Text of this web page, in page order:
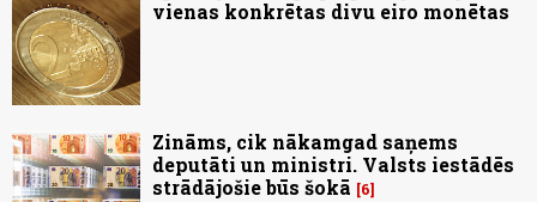
vienas konkrētas divu eiro monētas
Zināms, cik nākamgad saņems
deputāti un ministri. Valsts iestādēs
strādājošie būs šokā
6